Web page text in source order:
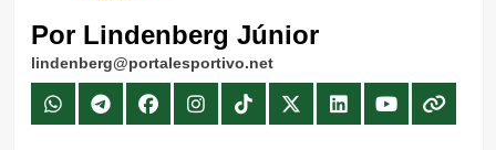
Por Lindenberg Júnior
lindenberg@portalesportivo.net